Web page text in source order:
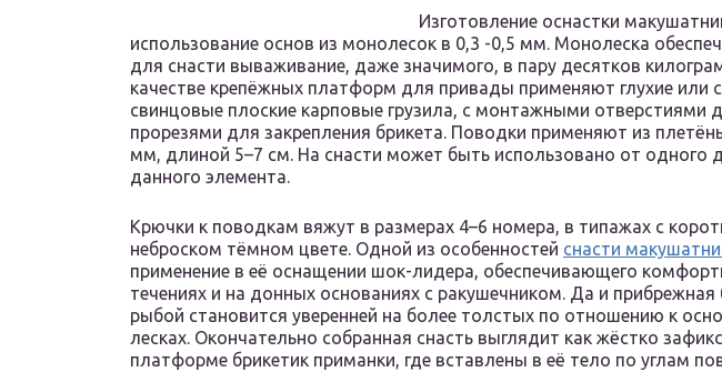
Изготовление оснастки
использование основ из монолесок в 0,3 -0,5 мм. Монолеска
для снасти вываживание, даже значимого, в пару десятков
качестве крепёжных платформ для привады применяют глухие или
свинцовые плоские карповые грузила, с монтажными отверстиями
прорезями для закрепления брикета. Поводки применяют из
мм, длиной 5–7 см. На снасти может быть использовано от одного
данного элемента.
Крючки к поводкам вяжут в размерах 4–6 номера, в типажах с
неброском тёмном цвете. Одной из особенностей снасти
применение в её оснащении шок-лидера, обеспечивающего
течениях и на донных основаниях с ракушечником. Да и
рыбой становится уверенней на более толстых по отношению к
лесках. Окончательно собранная снасть выглядит как жёстко
платформе брикетик приманки, где вставлены в её тело по углам